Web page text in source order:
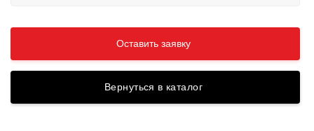
Оставить заявку
Вернуться в каталог